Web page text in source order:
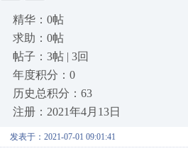
精华：0帖
求助：0帖
帖子：3帖 | 3回
年度积分：0
历史总积分：63
注册：2021年4月13日
发表于：2021-07-01 09:01:41